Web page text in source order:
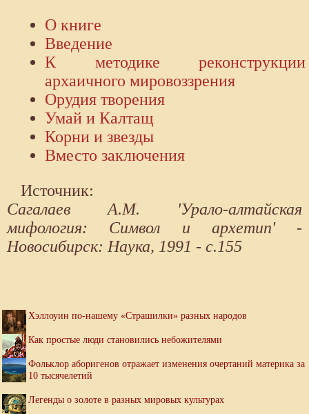
О книге
Введение
К методике реконструкции
архаичного мировоззрения
Орудия творения
Умай и Калтащ
Корни и звезды
Вместо заключения
Источник:
Сагалаев А.М. 'Урало-алтайская
мифология: Символ и архетип' -
Новосибирск: Наука, 1991 - с.155
Хэллоуин по-нашему «Страшилки» разных народов
Как простые люди становились небожителями
Фольклор аборигенов отражает изменения очертаний материка за
10 тысячелетий
Легенды о золоте в разных мировых культурах